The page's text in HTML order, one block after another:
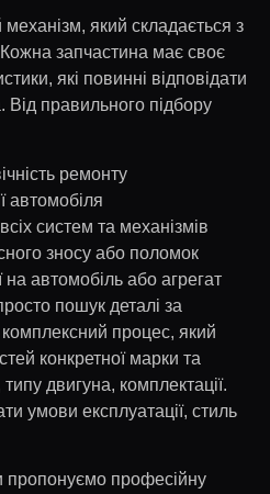
який складається з
Кожна запчастина має своє
які повинні відповідати
правильного підбору
ремонту
автомобіля
систем та механізмів
зносу або поломок
автомобіль або агрегат
пошук деталі за
процес, який
конкретної марки та
двигуна, комплектації.
умови експлуатації, стиль
пропонуємо професійну